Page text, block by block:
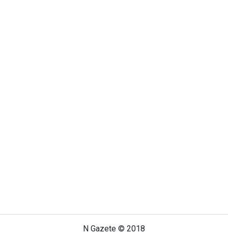
N Gazete © 2018